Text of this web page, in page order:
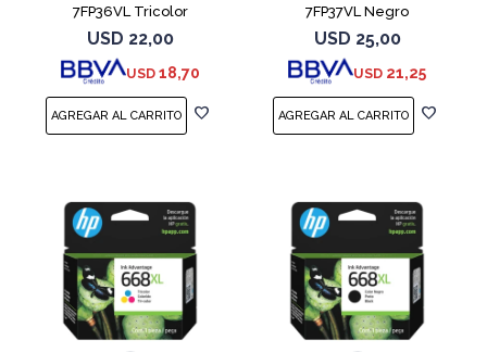
7FP36VL Tricolor
USD 22,00
USD 18,70
7FP37VL Negro
USD 25,00
USD 21,25